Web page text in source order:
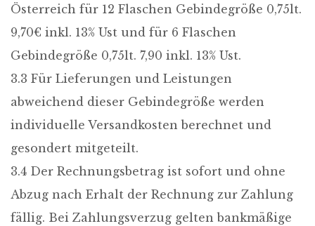
Österreich für 12 Flaschen Gebindegröße 0,75lt.
9,70€ inkl. 13% Ust und für 6 Flaschen
Gebindegröße 0,75lt. 7,90 inkl. 13% Ust.
3.3 Für Lieferungen und Leistungen
abweichend dieser Gebindegröße werden
individuelle Versandkosten berechnet und
gesondert mitgeteilt.
3.4 Der Rechnungsbetrag ist sofort und ohne
Abzug nach Erhalt der Rechnung zur Zahlung
fällig. Bei Zahlungsverzug gelten bankmäßige